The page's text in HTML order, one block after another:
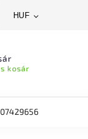
HUF
kosár
FAL